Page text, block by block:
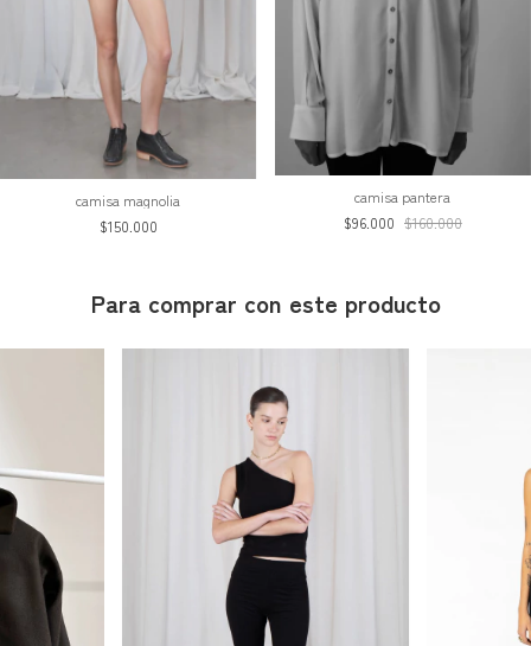
camisa magnolia
$150.000
camisa pantera
$96.000 $160.000
Para comprar con este producto